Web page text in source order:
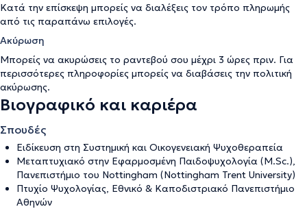
Κατά την επίσκεψη μπορείς να διαλέξεις τον τρόπο πληρωμής
από τις παραπάνω επιλογές.
Ακύρωση
Μπορείς να ακυρώσεις το ραντεβού σου μέχρι 3 ώρες πριν. Για
περισσότερες πληροφορίες μπορείς να διαβάσεις την πολιτική
ακύρωσης.
Βιογραφικό και καριέρα
Σπουδές
Ειδίκευση στη Συστημική και Οικογενειακή Ψυχοθεραπεία
Μεταπτυχιακό στην Εφαρμοσμένη Παιδοψυχολογία (M.Sc.),
Πανεπιστήμιο του Nottingham (Nottingham Trent University)
Πτυχίο Ψυχολογίας, Εθνικό & Καποδιστριακό Πανεπιστήμιο
Αθηνών